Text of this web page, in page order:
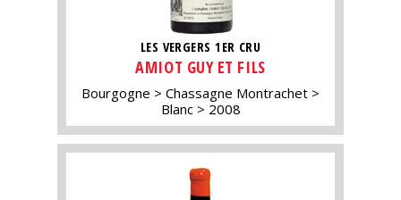
LES VERGERS 1ER CRU
AMIOT GUY ET FILS
Bourgogne
Chassagne Montrachet
Blanc
2008